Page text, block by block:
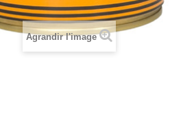
Agrandir l'image